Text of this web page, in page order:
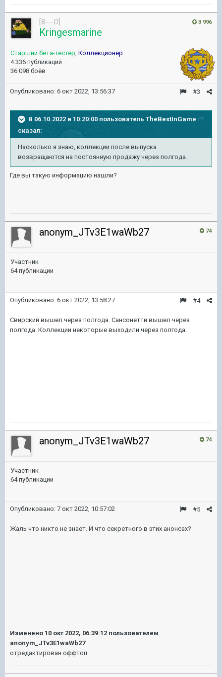
3 996
[8---D]
Kringesmarine
Старший бета-тестер, Коллекционер
4 336 публикаций
36 098 боёв
#3
Опубликовано: 6 окт 2022, 13:56:37
В 06.10.2022 в 10:20:00 пользователь TheBestInGame
сказал:
Насколько я знаю, коллекции после выпуска
возвращаются на постоянную продажу через полгода.
Где вы такую информацию нашли?
74
anonym_JTv3E1waWb27
Участник
64 публикации
#4
Опубликовано: 6 окт 2022, 13:58:27
Свирский вышел через полгода. Сансонетти вышел через
полгода. Коллекции некоторые выходили через полгода.
74
anonym_JTv3E1waWb27
Участник
64 публикации
#5
Опубликовано: 7 окт 2022, 10:57:02
Жаль что никто не знает. И что секретного в этих анонсах?
Изменено 10 окт 2022, 06:39:12 пользователем
anonym_JTv3E1waWb27
отредактирован оффтоп